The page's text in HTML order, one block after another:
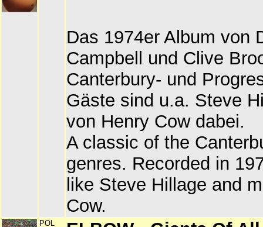
Das 1974er Album von
Campbell und Clive
Canterbury- und
Gäste sind u.a. Steve
von Henry Cow dabei.
A classic of the
genres. Recorded in
like Steve Hillage and
Cow.
POL